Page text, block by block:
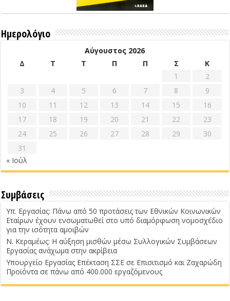
Ημερολόγιο
Αύγουστος 2026
Δ
Τ Τ Π Π Σ
Κ
1
2
3
4 5 6 7 8
9
10
11 12 13 14 15
16
17
18 19 20 21 22
23
24
25 26 27 28 29
30
31
« Ιούλ
Συμβάσεις
Υπ. Εργασίας: Πάνω από 50 προτάσεις των Εθνικών Κοινωνικών
Εταίρων έχουν ενσωματωθεί στο υπό διαμόρφωση νομοσχέδιο
για την ισότητα αμοιβών
Ν. Κεραμέως: Η αύξηση μισθών μέσω Συλλογικών Συμβάσεων
Εργασίας ανάχωμα στην ακρίβεια
Υπουργείο Εργασίας Επέκταση ΣΣΕ σε Επισιτισμό και Ζαχαρώδη
Προϊόντα σε πάνω από 400.000 εργαζόμενους